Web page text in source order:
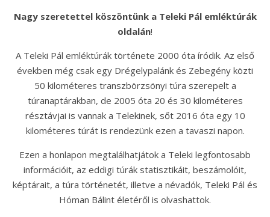
Nagy szeretettel köszöntünk a Teleki Pál emléktúrák
oldalán!
A Teleki Pál emléktúrák története 2000 óta íródik. Az első
években még csak egy Drégelypalánk és Zebegény közti
50 kilométeres transzbörzsönyi túra szerepelt a
túranaptárakban, de 2005 óta 20 és 30 kilométeres
résztávjai is vannak a Telekinek, sőt 2016 óta egy 10
kilométeres túrát is rendezünk ezen a tavaszi napon.
Ezen a honlapon megtalálhatjátok a Teleki legfontosabb
információit, az eddigi túrák statisztikáit, beszámolóit,
képtárait, a túra történetét, illetve a névadók, Teleki Pál és
Hóman Bálint életéről is olvashattok.